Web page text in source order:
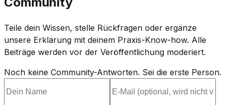
Teile dein Wissen, stelle Rückfragen oder ergänze
unsere Erklärung mit deinem Praxis-Know-how. Alle
Beiträge werden vor der Veröffentlichung moderiert.
Noch keine Community-Antworten. Sei die erste Person.